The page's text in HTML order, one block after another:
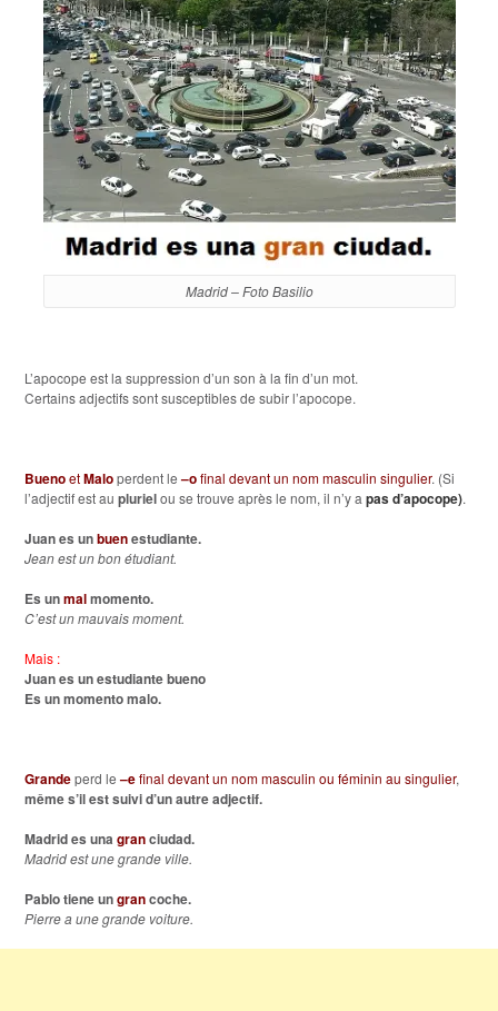
Madrid – Foto Basilio
L’apocope est la suppression d’un son à la fin d’un mot.
Certains adjectifs sont susceptibles de subir l’apocope.
BuenoetMaloperdent le –ofinal devant un nom masculin singulier. (Si
l’adjectif est au plurielou se trouve après le nom, il n’y a pas d’apocope).
Juan es unbuenestudiante.
Jean est un bon étudiant.
Es unmalmomento.
C’est un mauvais moment.
Mais :
Juan es un estudiante bueno
Es un momento malo.
Grandeperd le–efinal devant un nom masculin ou féminin au singulier,
même s’il est suivi d’un autre adjectif.
Madrid es una granciudad.
Madrid est une grande ville.
Pablo tiene ungrancoche.
Pierre a une grande voiture.